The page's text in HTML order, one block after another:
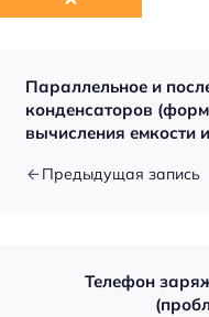
Параллельное и
конденсаторов
вычисления емкости
Предыдущая запись
Телефон